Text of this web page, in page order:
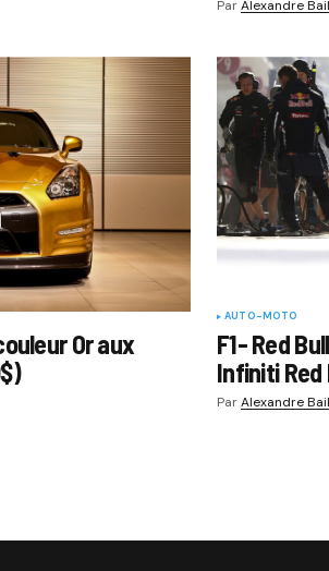
ParAlexandre
Or aux
AUTO-MOTO
F1- Red
Infiniti Red
ParAlexandre